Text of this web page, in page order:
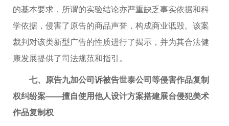
的基本要求，所谓的实验结论亦严重缺乏事实依据和科
学依据，侵害了原告的商品声誉，构成商业诋毁。该案
裁判对该类新型广告的性质进行了揭示，并为其合法健
康发展提供了司法规范和指引。
七、原告九加公司诉被告世泰公司等侵害作品复制
权纠纷案——擅自使用他人设计方案搭建展台侵犯美术
作品复制权